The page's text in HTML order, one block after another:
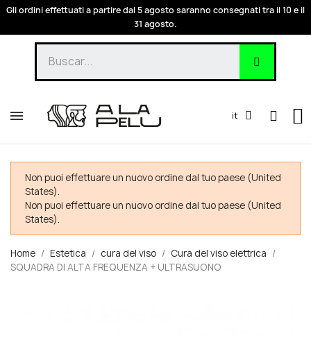
Gli ordini effettuati a partire dal 5 agosto saranno consegnati tra il 10 e il
31 agosto.
it
Non puoi effettuare un nuovo ordine dal tuo paese (United
States).
Non puoi effettuare un nuovo ordine dal tuo paese (United
States).
Home Estetica cura del viso
Cura del viso elettrica
SQUADRA DI ALTA FREQUENZA + ULTRASUONO